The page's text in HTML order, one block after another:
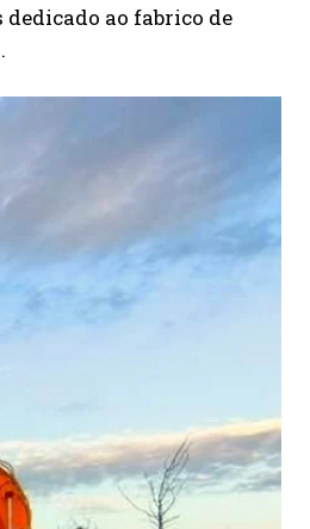
ao fabrico de